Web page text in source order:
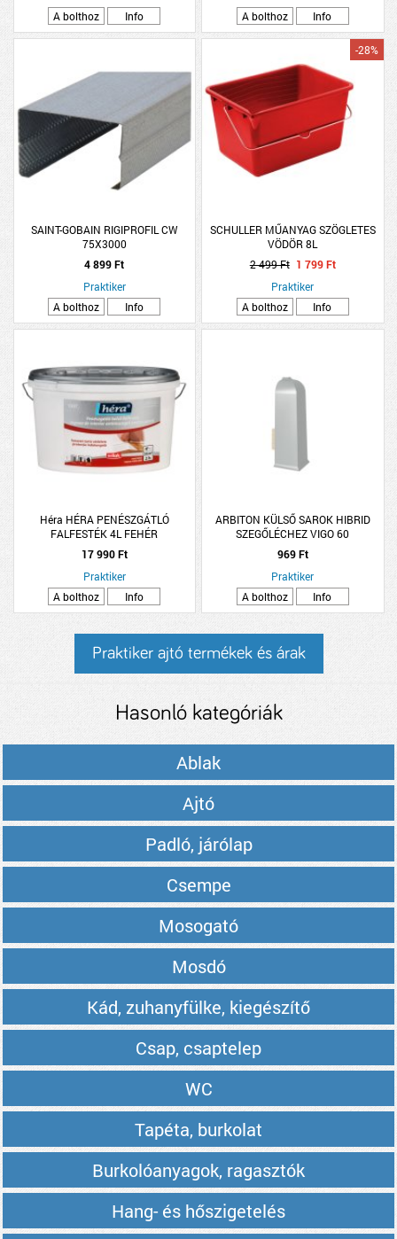
A bolthoz
Info
A bolthoz
Info
SAINT-GOBAIN RIGIPROFIL CW
75X3000
4 899 Ft
Praktiker
A bolthoz
Info
SCHULLER MŰANYAG SZÖGLETES
VÖDÖR 8L
-28%
2 499 Ft 1 799 Ft
Praktiker
A bolthoz
Info
Héra HÉRA PENÉSZGÁTLÓ
FALFESTÉK 4L FEHÉR
17 990 Ft
Praktiker
A bolthoz
Info
ARBITON KÜLSŐ SAROK HIBRID
SZEGŐLÉCHEZ VIGO 60
SÖTÉTSZÜRKE 2DB/CSOMAG
969 Ft
Praktiker
A bolthoz
Info
Praktiker ajtó termékek és árak
Hasonló kategóriák
Ablak
Ajtó
Padló, járólap
Csempe
Mosogató
Mosdó
Kád, zuhanyfülke, kiegészítő
Csap, csaptelep
WC
Tapéta, burkolat
Burkolóanyagok, ragasztók
Hang- és hőszigetelés